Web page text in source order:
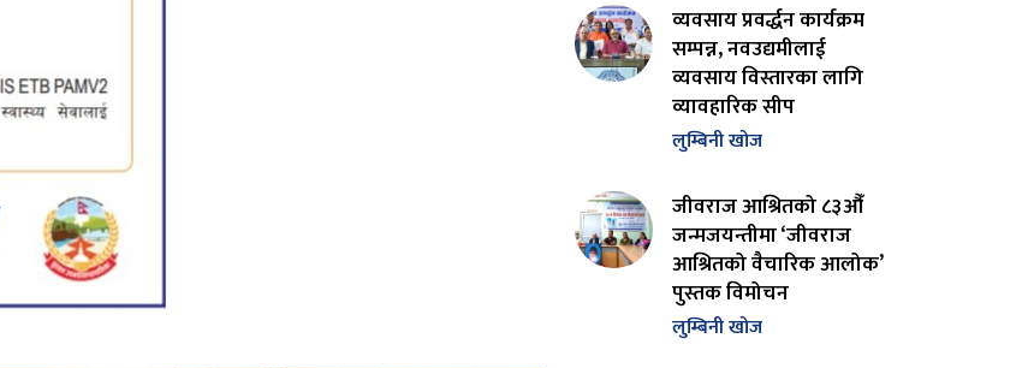
व्यवसाय प्रवर्द्धन कार्यक्रम
सम्पन्न, नवउद्यमीलाई
व्यवसाय विस्तारका लागि
व्यावहारिक सीप
लुम्बिनी खोज
जीवराज आश्रितको ८३औँ
जन्मजयन्तीमा ‘जीवराज
आश्रितको वैचारिक आलोक’
पुस्तक विमोचन
लुम्बिनी खोज